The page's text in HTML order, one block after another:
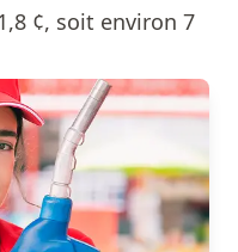
¢, soit environ 7